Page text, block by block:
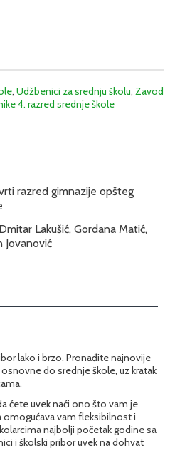
, Udžbenici za srednju školu, Zavod
4. razred srednje škole
razred gimnazije opšteg
Lakušić, Gordana Matić,
Jovanović
lako i brzo. Pronađite najnovije
do srednje škole, uz kratak
ćete uvek naći ono što vam je
omogućava vam fleksibilnost i
najbolji početak godine sa
i školski pribor uvek na dohvat